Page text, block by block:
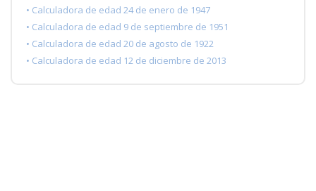
• Calculadora de edad 24 de enero de 1947
• Calculadora de edad 9 de septiembre de 1951
• Calculadora de edad 20 de agosto de 1922
• Calculadora de edad 12 de diciembre de 2013